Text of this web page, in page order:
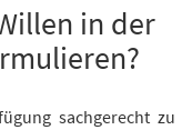
in der
sachgerecht zu